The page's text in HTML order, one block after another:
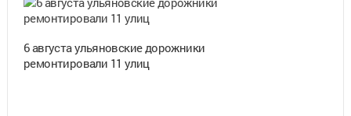
6 августа ульяновские дорожники
ремонтировали 11 улиц